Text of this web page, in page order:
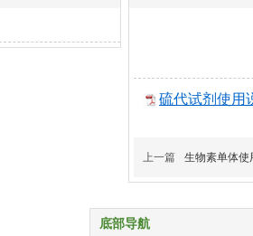
硫代试剂使用
上一篇 生物素单体使
底部导航